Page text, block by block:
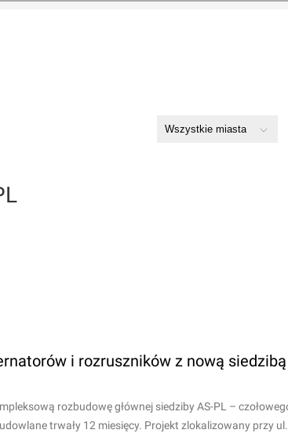
i rozruszników z nową
rozbudowę głównej siedziby AS-PL –
trwały 12 miesięcy. Projekt zlokalizowany przy ul.